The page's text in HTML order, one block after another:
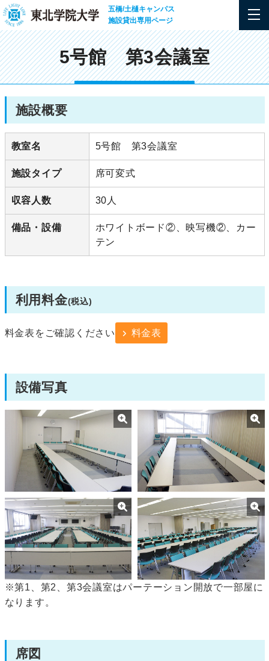
五橋/土樋キャンパス
施設貸出専用ページ
5号館 第3会議室
施設概要
教室名 5号館 第3会議室
施設タイプ 席可変式
収容人数 30人
備品・設備
ホワイトボード②、映写機②、カー
テン
利用料金(税込)
料金表をご確認ください 料金表
設備写真
※第1、第2、第3会議室はパーテーション開放で一部屋に
なります。
席図